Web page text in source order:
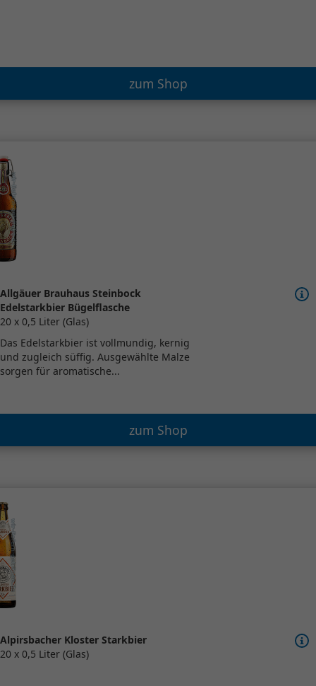
zum Shop
Allgäuer Brauhaus Steinbock
Edelstarkbier Bügelflasche
20 x 0,5 Liter (Glas)
Das Edelstarkbier ist vollmundig, kernig
und zugleich süffig. Ausgewählte Malze
sorgen für aromatische...
zum Shop
Alpirsbacher Kloster Starkbier
20 x 0,5 Liter (Glas)